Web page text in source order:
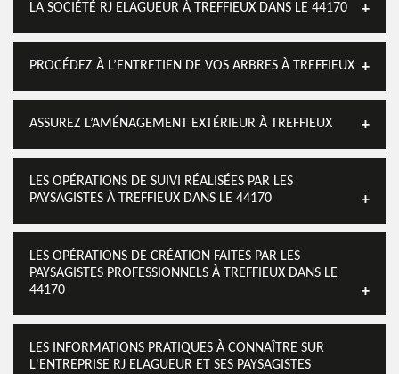
LA SOCIÉTÉ RJ ELAGUEUR À TREFFIEUX DANS LE 44170
PROCÉDEZ À L’ENTRETIEN DE VOS ARBRES À TREFFIEUX
ASSUREZ L’AMÉNAGEMENT EXTÉRIEUR À TREFFIEUX
LES OPÉRATIONS DE SUIVI RÉALISÉES PAR LES
PAYSAGISTES À TREFFIEUX DANS LE 44170
LES OPÉRATIONS DE CRÉATION FAITES PAR LES
PAYSAGISTES PROFESSIONNELS À TREFFIEUX DANS LE
44170
LES INFORMATIONS PRATIQUES À CONNAÎTRE SUR
L'ENTREPRISE RJ ELAGUEUR ET SES PAYSAGISTES